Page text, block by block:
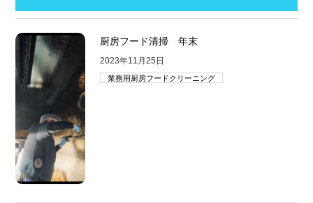
厨房フード清掃 年末
2023年11月25日
業務用厨房フードクリーニング